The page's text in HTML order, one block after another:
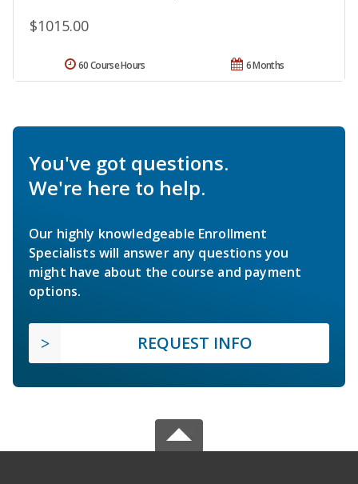
$1015.00
6 Months
60 Course Hours
You've got questions.
We're here to help.
Our highly knowledgeable Enrollment
Specialists will answer any questions you
might have about the course and payment
options.
REQUEST INFO